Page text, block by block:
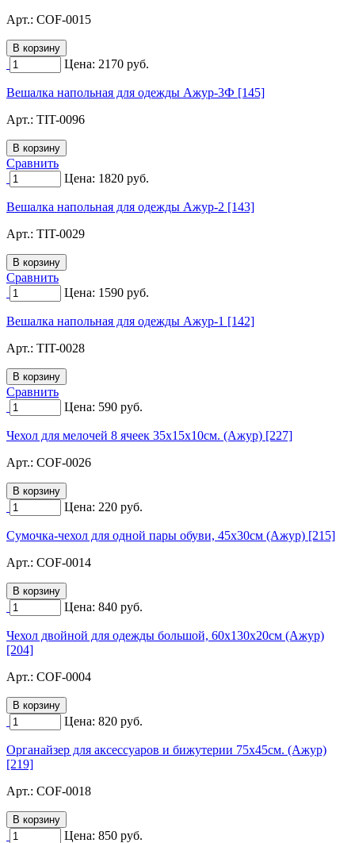
Арт.: COF-0015
Цена: 2170 руб.
Вешалка напольная для одежды Ажур-3Ф [145]
Арт.: TIT-0096
Сравнить
Цена: 1820 руб.
Вешалка напольная для одежды Ажур-2 [143]
Арт.: TIT-0029
Сравнить
Цена: 1590 руб.
Вешалка напольная для одежды Ажур-1 [142]
Арт.: TIT-0028
Сравнить
Цена: 590 руб.
Чехол для мелочей 8 ячеек 35х15х10см. (Ажур) [227]
Арт.: COF-0026
Цена: 220 руб.
Сумочка-чехол для одной пары обуви, 45х30см (Ажур) [215]
Арт.: COF-0014
Цена: 840 руб.
Чехол двойной для одежды большой, 60х130х20см (Ажур)
[204]
Арт.: COF-0004
Цена: 820 руб.
Органайзер для аксессуаров и бижутерии 75х45см. (Ажур)
[219]
Арт.: COF-0018
Цена: 850 руб.